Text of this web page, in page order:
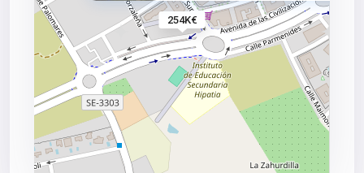
254K€